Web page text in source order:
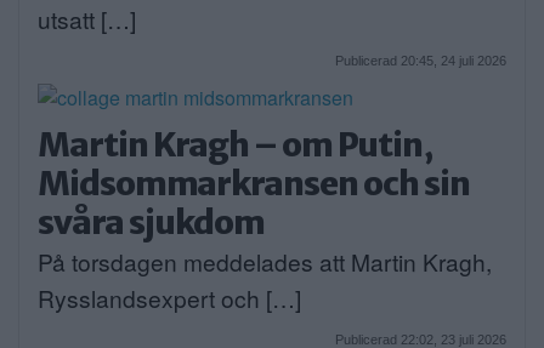
utsatt […]
Publicerad 20:45, 24 juli 2026
Martin Kragh – om Putin,
Midsommarkransen och sin
svåra sjukdom
På torsdagen meddelades att Martin Kragh,
Rysslandsexpert och […]
Publicerad 22:02, 23 juli 2026